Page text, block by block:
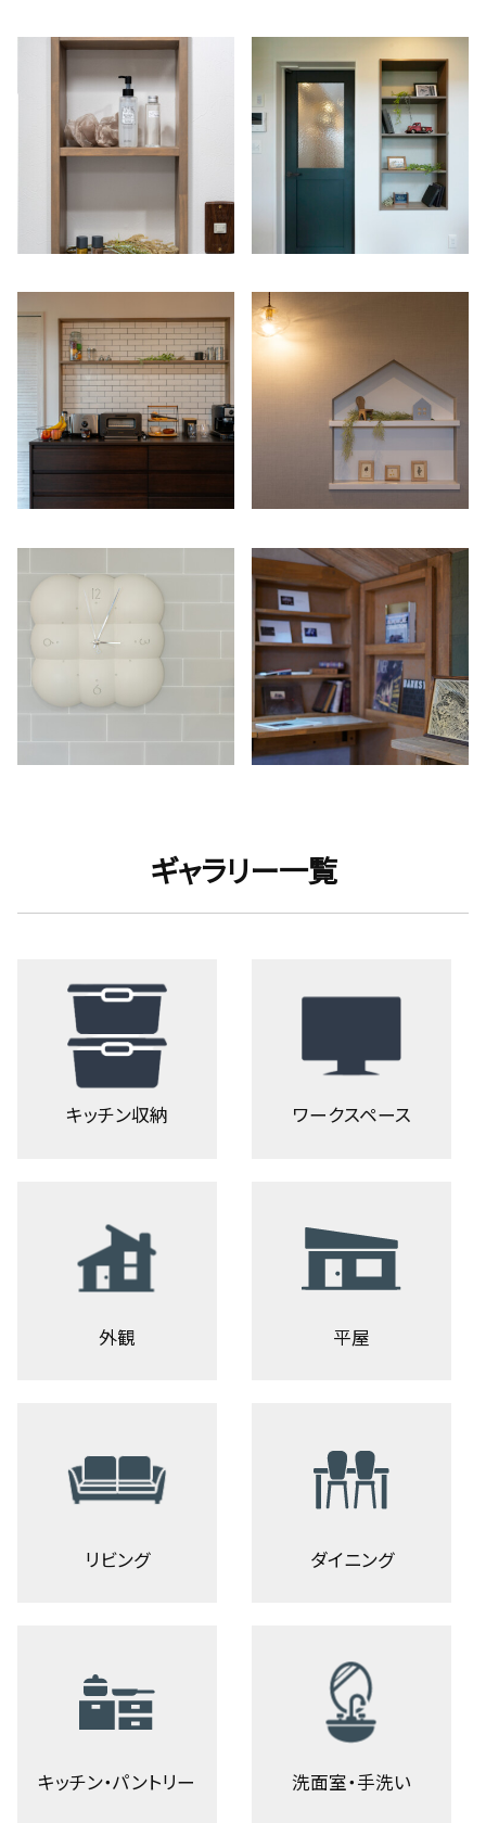
ギャラリー一覧
キッチン収納 ワークスペース
外観 平屋
リビング ダイニング
キッチン・パントリー 洗面室・手洗い